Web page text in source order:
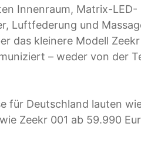
Innenraum, Matrix-LED-
Luftfederung und
das kleinere Modell
– weder von der
für Deutschland lauten
Zeekr 001 ab 59.990